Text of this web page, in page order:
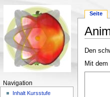
Den
Mit
Seite
Navigation
Inhalt Kursstufe